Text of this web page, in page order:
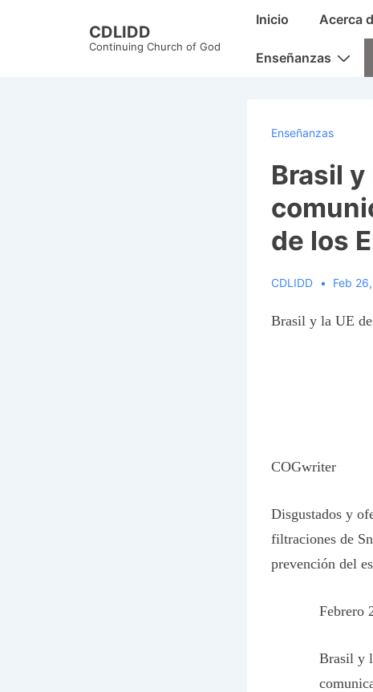
CDLIDD
Continuing Church of God
MainInicio Acerca
Enseñanzas
Enseñanzas
Brasil y
de los
CDLIDD Feb
Brasil y la UE
COGwriter
Disgustados y
filtraciones de
prevención del
Febrero
Brasil y